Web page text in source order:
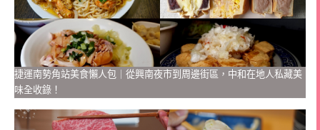
捷運南勢角站美食懶人包｜從興南夜市到周邊街區，中和在地人私藏美
味全收錄！